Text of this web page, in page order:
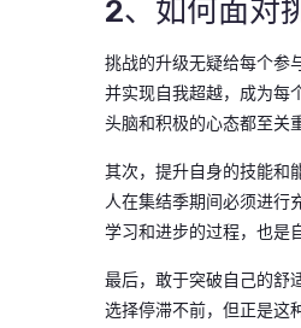
2、如何面对
挑战的升级无疑给每个参
并实现自我超越，成为每
头脑和积极的心态都至关
其次，提升自身的技能和
人在集结季期间必须进行
学习和进步的过程，也是
最后，敢于突破自己的舒
选择停滞不前，但正是这